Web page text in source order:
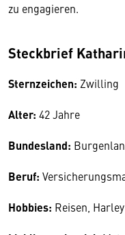
zu engagieren.
Steckbrief
Sternzeichen: Zwilling
Alter: 42 Jahre
Bundesland:
Beruf:
Hobbies: Reisen,